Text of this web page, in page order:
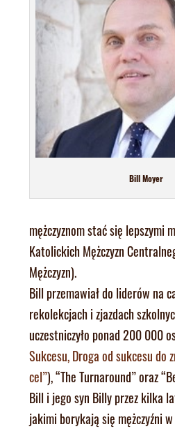
Bill Moyer
mężczyznom stać się lepszymi
Katolickich Mężczyzn
Mężczyzn).
Bill przemawiał do liderów na
rekolekcjach i zjazdach
uczestniczyło ponad 200 000
Sukcesu, Droga od sukcesu do
cel”), “The Turnaround” oraz
Bill i jego syn Billy przez kilka
jakimi borykają się mężczyźni